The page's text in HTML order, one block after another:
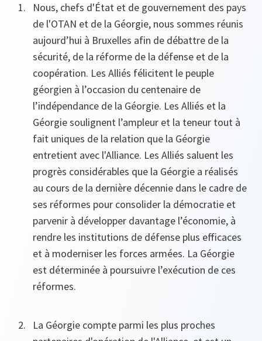
Nous, chefs d'État et de gouvernement des pays
de l'OTAN et de la Géorgie, nous sommes réunis
aujourd’hui à Bruxelles afin de débattre de la
sécurité, de la réforme de la défense et de la
coopération. Les Alliés félicitent le peuple
géorgien à l’occasion du centenaire de
l’indépendance de la Géorgie. Les Alliés et la
Géorgie soulignent l’ampleur et la teneur tout à
fait uniques de la relation que la Géorgie
entretient avec l'Alliance. Les Alliés saluent les
progrès considérables que la Géorgie a réalisés
au cours de la dernière décennie dans le cadre de
ses réformes pour consolider la démocratie et
parvenir à développer davantage l’économie, à
rendre les institutions de défense plus efficaces
et à moderniser les forces armées. La Géorgie
est déterminée à poursuivre l’exécution de ces
réformes.
La Géorgie compte parmi les plus proches